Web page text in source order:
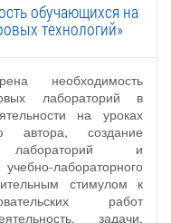
обучающихся на
технологий»
необходимость
лабораторий в
на уроках
создание
лабораторий и
лабораторного
стимулом к
работ
задачи,